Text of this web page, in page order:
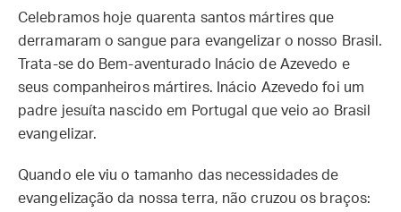
Celebramos hoje quarenta santos mártires que
derramaram o sangue para evangelizar o nosso Brasil.
Trata-se do Bem-aventurado Inácio de Azevedo e
seus companheiros mártires. Inácio Azevedo foi um
padre jesuíta nascido em Portugal que veio ao Brasil
evangelizar.
Quando ele viu o tamanho das necessidades de
evangelização da nossa terra, não cruzou os braços: